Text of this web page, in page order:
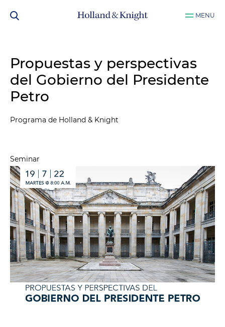
MENU
Propuestas y perspectivas
del Gobierno del Presidente
Petro
Programa de Holland & Knight
Seminar